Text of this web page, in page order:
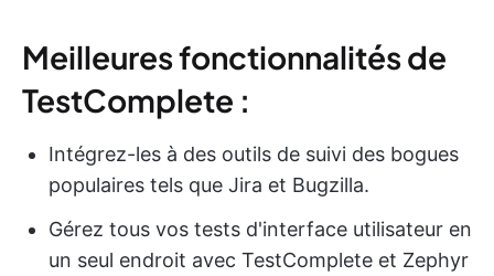
Meilleures fonctionnalités de
TestComplete :
Intégrez-les à des outils de suivi des bogues
populaires tels que Jira et Bugzilla.
Gérez tous vos tests d'interface utilisateur en
un seul endroit avec TestComplete et Zephyr